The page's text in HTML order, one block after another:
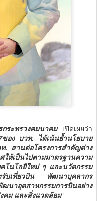
ระทรวงคมนาคม เปิดเผยว่า
ของ บวท. ได้เน้นย้ำนโยบาย
ท. สานต่อโครงการสำคัญต่าง
ให้เป็นไปตามมาตรฐานความ
คโนโลยีใหม่ ๆ และนวัตกรรม
งรับเที่ยวบิน พัฒนาบุคลากร
นาอุตสาหกรรมการบินอย่าง
คม และสิ่งแวดล้อม”